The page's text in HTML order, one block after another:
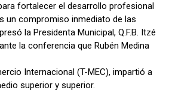
fortalecer el desarrollo profesional
un compromiso inmediato de las
la Presidenta Municipal, Q.F.B. Itzé
la conferencia que Rubén Medina
Internacional (T-MEC), impartió a
superior y superior.